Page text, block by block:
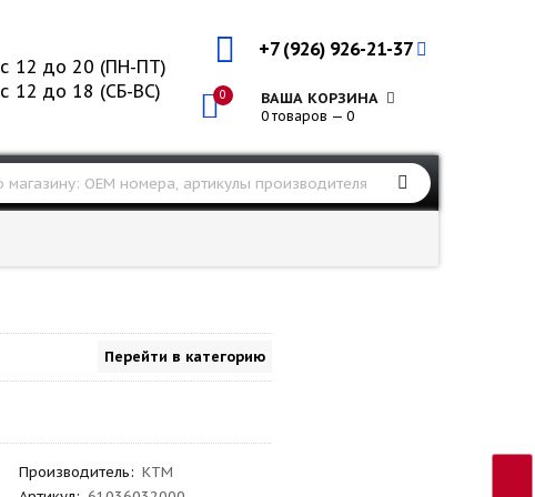
+7 (926) 926-21-37
0 ВАША КОРЗИНА
0 товаров — 0
с 12 до 20 (ПН-ПТ)
с 12 до 18 (СБ-ВС)
Перейти в категорию
Производитель: KTM